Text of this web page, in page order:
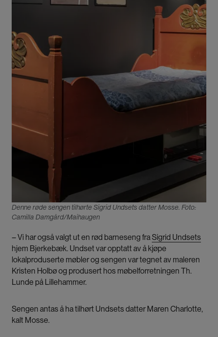
Denne røde sengen tilhørte Sigrid Undsets datter Mosse. Foto:
Camilla Damgård/Maihaugen
– Vi har også valgt ut en rød barneseng fraSigrid Undsets
hjem Bjerkebæk. Undset var opptatt av å kjøpe
lokalproduserte møbler og sengen var tegnet av maleren
Kristen Holbø og produsert hos møbelforretningen Th.
Lunde på Lillehammer.
Sengen antas å ha tilhørt Undsets datter Maren Charlotte,
kalt Mosse.